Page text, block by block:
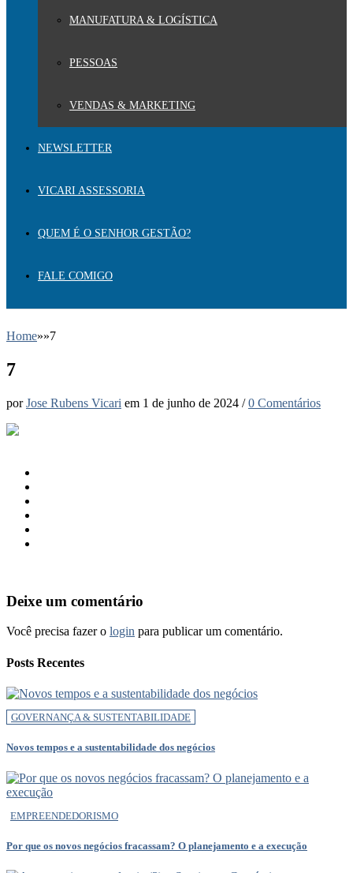
MANUFATURA & LOGÍSTICA
PESSOAS
VENDAS & MARKETING
NEWSLETTER
VICARI ASSESSORIA
QUEM É O SENHOR GESTÃO?
FALE COMIGO
Home»»7
7
porJose Rubens Vicari em 1 de junho de 2024 /0 Comentários
Deixe um comentário
Você precisa fazer o login para publicar um comentário.
Posts Recentes
GOVERNANÇA & SUSTENTABILIDADE
Novos tempos e a sustentabilidade dos negócios
EMPREENDEDORISMO
Por que os novos negócios fracassam? O planejamento e a execução